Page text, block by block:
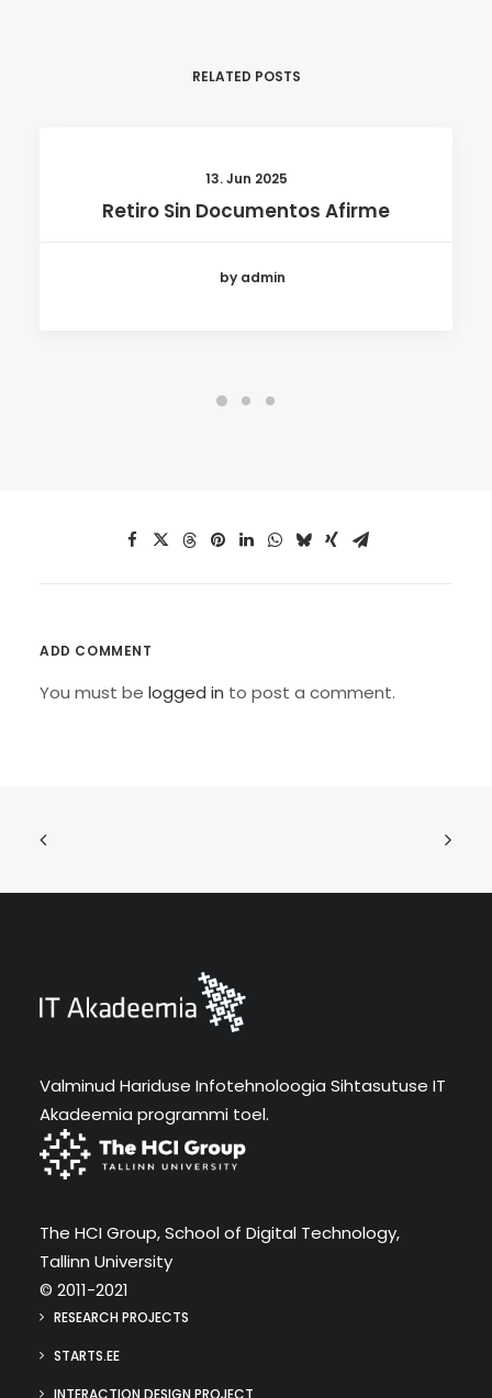
RELATED POSTS
13. Jun 2025
Retiro Sin Documentos Afirme
by admin
ADD COMMENT
You must be logged in to post a comment.
Valminud Hariduse Infotehnoloogia Sihtasutuse IT
Akadeemia programmi toel.
The HCI Group, School of Digital Technology,
Tallinn University
© 2011-2021
RESEARCH PROJECTS
STARTS.EE
INTERACTION DESIGN PROJECT